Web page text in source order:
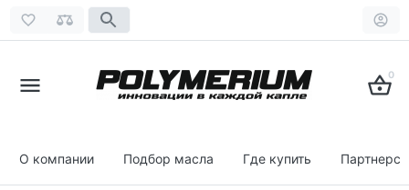
0
О компании Подбор масла Где купить